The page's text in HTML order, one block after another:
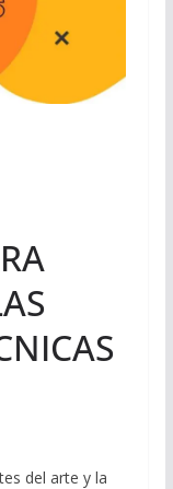
del arte y la